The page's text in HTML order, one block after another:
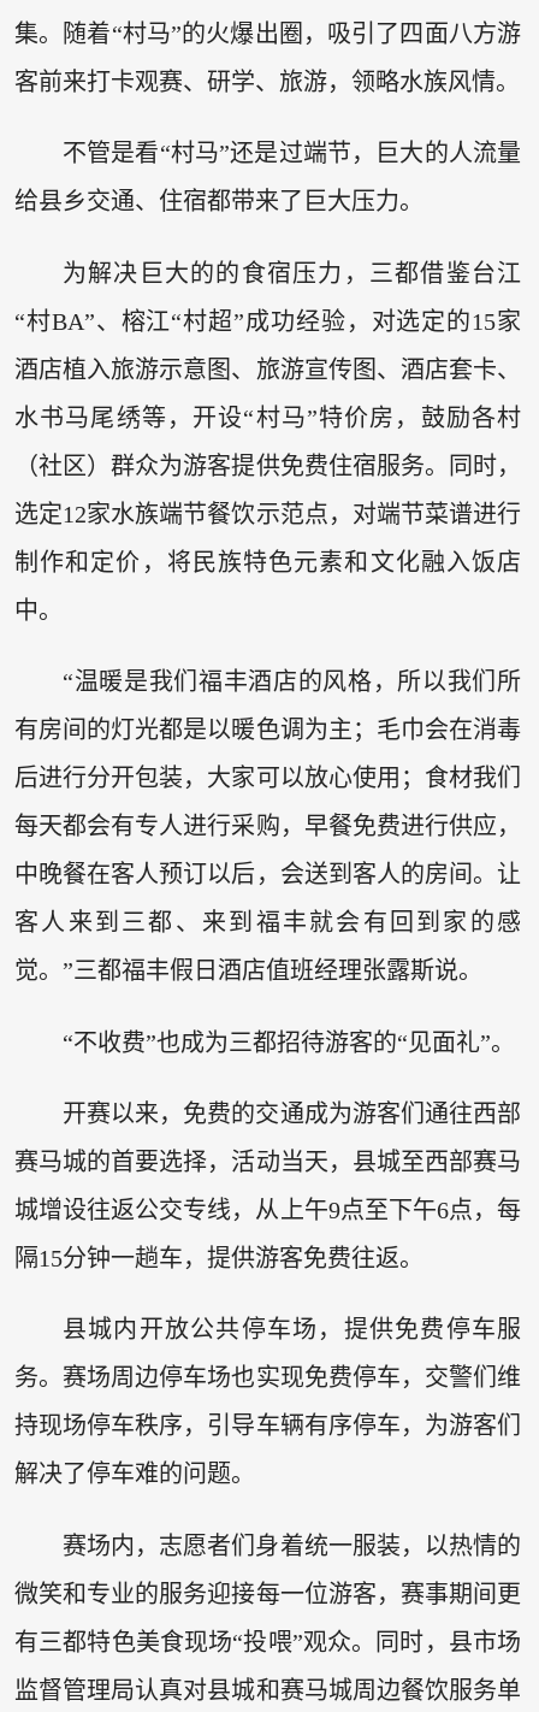
集。随着“村马”的火爆出圈，吸引了四面八方游
客前来打卡观赛、研学、旅游，领略水族风情。
不管是看“村马”还是过端节，巨大的人流量
给县乡交通、住宿都带来了巨大压力。
为解决巨大的的食宿压力，三都借鉴台江
“村BA”、榕江“村超”成功经验，对选定的15家
酒店植入旅游示意图、旅游宣传图、酒店套卡、
水书马尾绣等，开设“村马”特价房，鼓励各村
（社区）群众为游客提供免费住宿服务。同时，
选定12家水族端节餐饮示范点，对端节菜谱进行
制作和定价，将民族特色元素和文化融入饭店
中。
“温暖是我们福丰酒店的风格，所以我们所
有房间的灯光都是以暖色调为主；毛巾会在消毒
后进行分开包装，大家可以放心使用；食材我们
每天都会有专人进行采购，早餐免费进行供应，
中晚餐在客人预订以后，会送到客人的房间。让
客人来到三都、来到福丰就会有回到家的感
觉。”三都福丰假日酒店值班经理张露斯说。
“不收费”也成为三都招待游客的“见面礼”。
开赛以来，免费的交通成为游客们通往西部
赛马城的首要选择，活动当天，县城至西部赛马
城增设往返公交专线，从上午9点至下午6点，每
隔15分钟一趟车，提供游客免费往返。
县城内开放公共停车场，提供免费停车服
务。赛场周边停车场也实现免费停车，交警们维
持现场停车秩序，引导车辆有序停车，为游客们
解决了停车难的问题。
赛场内，志愿者们身着统一服装，以热情的
微笑和专业的服务迎接每一位游客，赛事期间更
有三都特色美食现场“投喂”观众。同时，县市场
监督管理局认真对县城和赛马城周边餐饮服务单